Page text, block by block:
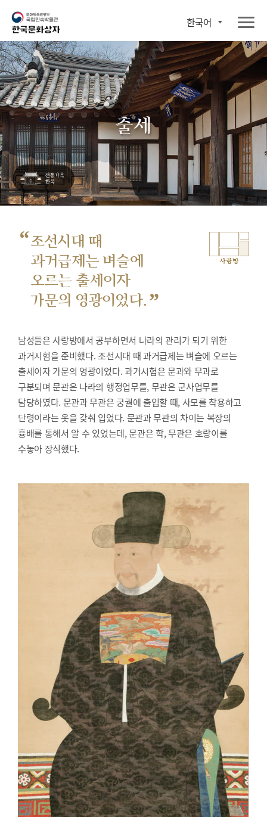
한국어
출세
“조선시대 때
과거급제는 벼슬에
오르는 출세이자
가문의 영광이었다. ”
사랑방
남성들은 사랑방에서 공부하면서 나라의 관리가 되기 위한
과거시험을 준비했다.조선시대 때 과거급제는 벼슬에 오르는
출세이자 가문의 영광이었다. 과거시험은 문과와 무과로
구분되며 문관은 나라의 행정업무를, 무관은 군사업무를
담당하였다. 문관과 무관은 궁궐에 출입할 때, 사모를 착용하고
단령이라는 옷을 갖춰 입었다. 문관과 무관의 차이는 복장의
흉배를 통해서 알 수 있었는데, 문관은 학, 무관은 호랑이를
수놓아 장식했다.